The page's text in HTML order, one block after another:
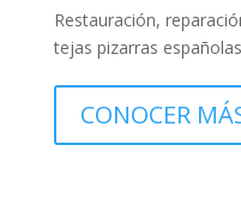
Restauración,
tejas pizarras
CONOCER